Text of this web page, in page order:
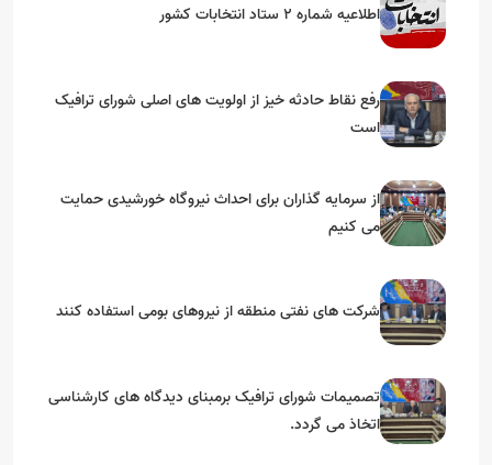
اطلاعیه شماره ۲ ستاد انتخابات کشور
رفع نقاط حادثه خیز از اولویت های اصلی شورای ترافیک
است
از سرمایه گذاران برای احداث نیروگاه خورشیدی حمایت
می کنیم
شرکت های نفتی منطقه از نیروهای بومی استفاده کنند
تصمیمات شورای ترافیک برمبنای دیدگاه های کارشناسی
اتخاذ می گردد.